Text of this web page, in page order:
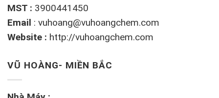
MST : 3900441450
Email : vuhoang@vuhoangchem.com
Website : http://vuhoangchem.com
VŨ HOÀNG- MIỀN BẮC